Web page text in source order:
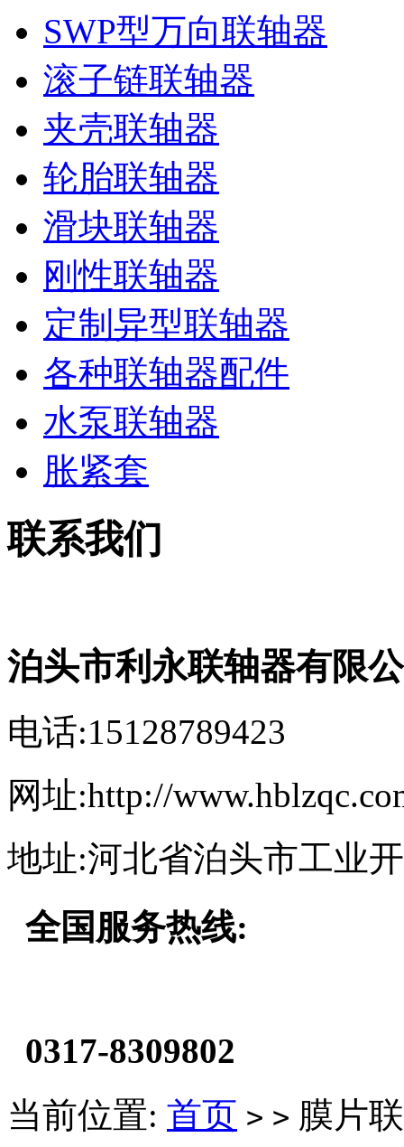
SWP型万向联轴器
滚子链联轴器
夹壳联轴器
轮胎联轴器
滑块联轴器
刚性联轴器
定制异型联轴器
各种联轴器配件
水泵联轴器
胀紧套
联系我们
泊头市利永联轴器有限
电话:15128789423
网址:http://
地址:河北省泊头市工业
全国服务热线:
0317-8309802
当前位置: 首页 > > 膜片